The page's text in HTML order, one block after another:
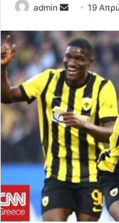
admin
Send
email
19